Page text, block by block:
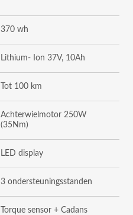
370 wh
Lithium- Ion 37V, 10Ah
Tot 100 km
Achterwielmotor 250W
(35Nm)
LED display
3 ondersteuningsstanden
Torque sensor + Cadans